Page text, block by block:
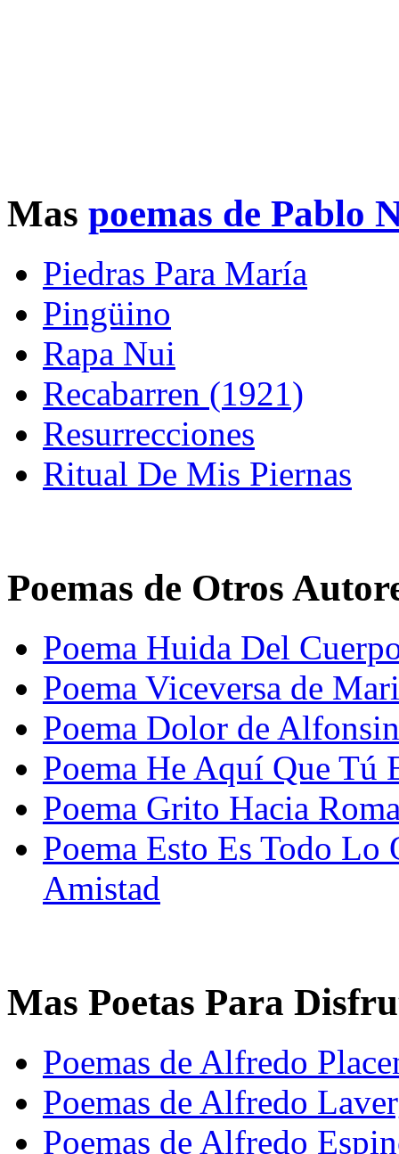
Mas poemas de Pablo
Piedras Para María
Pingüino
Rapa Nui
Recabarren (1921)
Resurrecciones
Ritual De Mis Piernas
Poemas de Otros
Poema Huida Del
Poema Viceversa de
Poema Dolor de
Poema He Aquí Que Tú
Poema Grito Hacia
Poema Esto Es Todo Lo
Amistad
Mas Poetas Para
Poemas de Alfredo
Poemas de Alfredo
Poemas de Alfredo